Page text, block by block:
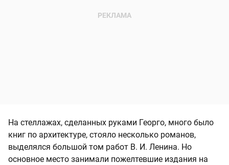
На стеллажах, сделанных руками Георго, много было
книг по архитектуре, стояло несколько романов,
выделялся большой том работ В. И. Ленина. Но
основное место занимали пожелтевшие издания на